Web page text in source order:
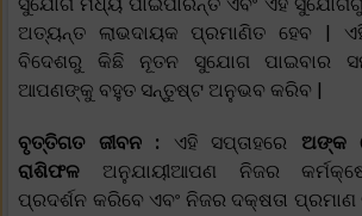
ଅତ୍ୟନ୍ତ ଲାଭଦାୟକ ପ୍ରମାଣିତ ହେବ |
ବିଦେଶରୁ କିଛି ନୂତନ ସୁଯୋଗ ପାଇବାର
ଆପଣଙ୍କୁ ବହୁତ ସନ୍ତୁଷ୍ଟ ଅନୁଭବ କରିବ |
ବୃତ୍ତିଗତ ଜୀବନ : ଏହି ସପ୍ତାହରେ ଅଙ୍କ
ରାଶିଫଳ ଅନୁଯାୟୀଆପଣ ନିଜର
ପ୍ରଦର୍ଶନ କରିବେ ଏବଂ ନିଜର ଦକ୍ଷତା ପ୍ରମାଣ